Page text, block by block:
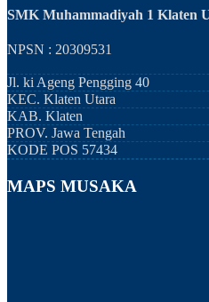
SMK Muhammadiyah 1 Klaten
NPSN : 20309531
Jl. ki Ageng Pengging 40
KEC. Klaten Utara
KAB. Klaten
PROV. Jawa Tengah
KODE POS 57434
MAPS MUSAKA